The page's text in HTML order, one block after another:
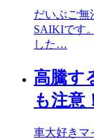
だいぶご無
SAIKIです
した…
高騰す
も注意
車大好きマ